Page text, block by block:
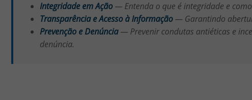
Integridade em Ação — Entenda o que é integridade e
Transparência e Acesso à Informação— Garantindo
Prevenção e Denúncia— Prevenir condutas antiéticas e
denúncia.